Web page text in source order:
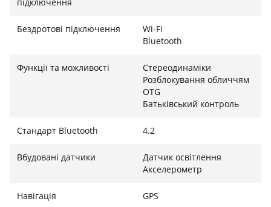
Бездротові підключення
Wi-Fi
Bluetooth
Функції та можливості
Стереодинаміки
Розблокування обличчям
OTG
Батьківський контроль
Стандарт Bluetooth 4.2
Вбудовані датчики
Датчик освітлення
Акселерометр
Навігація GPS